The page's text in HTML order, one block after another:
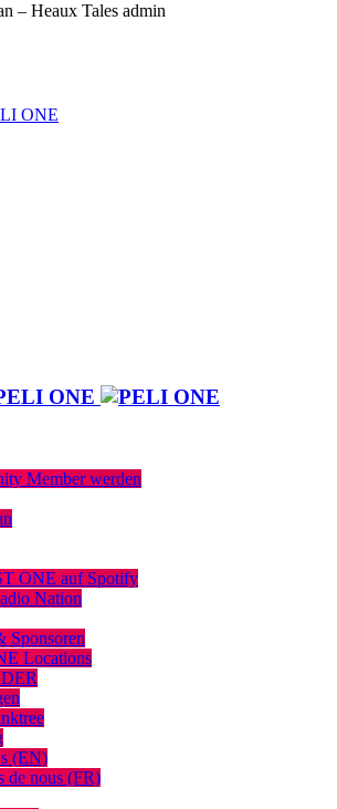
– Heaux Tales admin
ONE
Member werden
ONE auf Spotify
Nation
Sponsoren
Locations
(EN)
de nous (FR)